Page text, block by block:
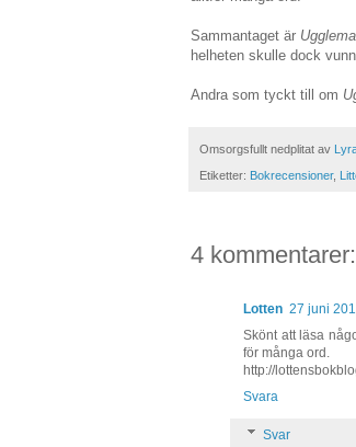
Sammantaget är
helheten skulle dock
Andra som tyckt till om
Omsorgsfullt nedplitat av
Etiketter: Bokrecensioner,
4 kommentarer:
Lotten 27 juni
Skönt att läsa
för många ord.
http://
Svara
Svar